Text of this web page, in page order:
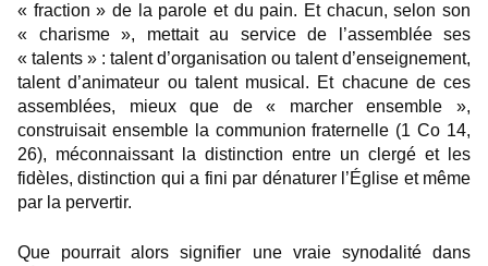
« fraction » de la parole et du pain. Et chacun, selon son
« charisme », mettait au service de l’assemblée ses
« talents » : talent d’organisation ou talent d’enseignement,
talent d’animateur ou talent musical. Et chacune de ces
assemblées, mieux que de « marcher ensemble »,
construisait ensemble la communion fraternelle (1 Co 14,
26), méconnaissant la distinction entre un clergé et les
fidèles, distinction qui a fini par dénaturer l’Église et même
par la pervertir.
Que pourrait alors signifier une vraie synodalité dans